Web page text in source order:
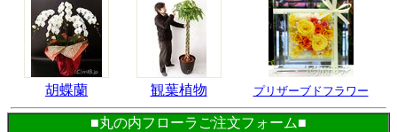
胡蝶蘭 観葉植物 プリザーブドフラワー
■丸の内フローラご注文フォーム■